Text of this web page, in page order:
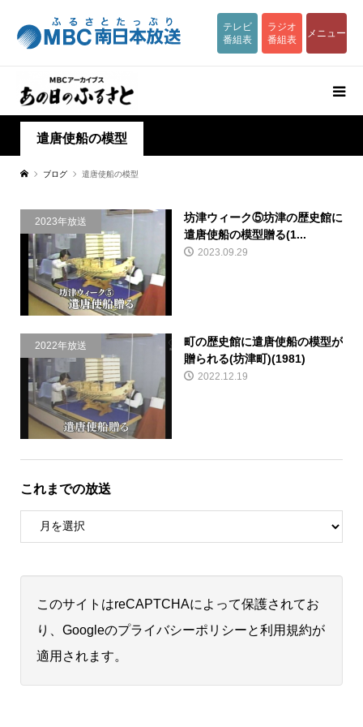
テレビ
番組表
ラジオ
番組表
メニュー
遣唐使船の模型
ブログ 遣唐使船の模型
2023年放送
坊津ウィーク⑤坊津の歴史館に
遣唐使船の模型贈る(1...
2023.09.29
2022年放送
町の歴史館に遣唐使船の模型が
贈られる(坊津町)(1981)
2022.12.19
これまでの放送
このサイトはreCAPTCHAによって保護されてお
り、Googleのプライバシーポリシーと利用規約が
適用されます。